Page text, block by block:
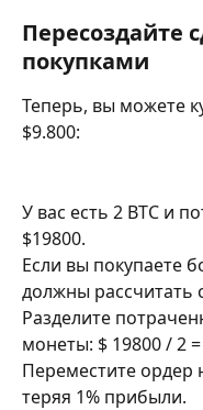
Пересоздайте
покупками
Теперь, вы можете
$9.800:
У вас есть 2 BTC и
$19800.
Если вы покупаете
должны рассчитать
Разделите
монеты: $ 19800 / 2
Переместите ордер
теряя 1% прибыли.